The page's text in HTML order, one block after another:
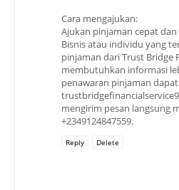
Cara mengajukan:
Ajukan pinjaman cepat
Bisnis atau individu yang
pinjaman dari Trust Bridge
membutuhkan informasi
penawaran pinjaman
mengirim pesan langsung
+2349124847559.
Reply Delete